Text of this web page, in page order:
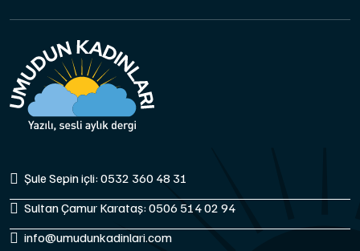
Şule Sepin içli: 0532 360 48 31
Sultan Çamur Karataş: 0506 514 02 94
info@umudunkadinlari.com